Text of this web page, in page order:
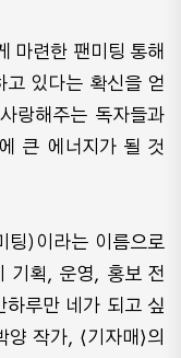
마련한 팬미팅 통해
있다는 확신을 얻
랑해주는 독자들과
큰 에너지가 될 것
팅)이라는 이름으로
기획, 운영, 홍보 전
하루만 네가 되고 싶
양 작가, ⟨기자매⟩의